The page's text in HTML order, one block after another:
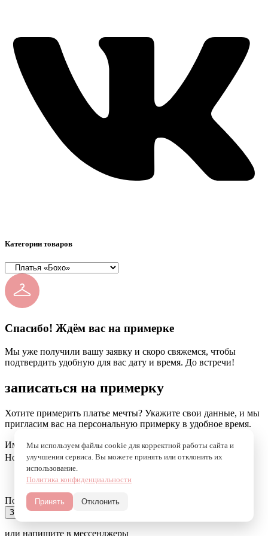
Категории товаров
Спасибо! Ждём вас на примерке
Мы уже получили вашу заявку и скоро свяжемся, чтобы
подтвердить удобную для вас дату и время. До встречи!
записаться на примерку
Хотите примерить платье мечты? Укажите свои данные, и мы
пригласим вас на персональную примерку в удобное время.
Имя
Номер телефона
Пожелания к примерке
Записаться на примерку
или напишите в мессенджеры
Мы используем файлы cookie для корректной работы сайта и
улучшения сервиса. Вы можете принять или отклонить их
использование.
Политика конфиденциальности
Принять Отклонить